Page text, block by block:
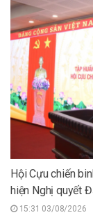
Hội Cựu chiến
hiện Nghị quyết
15:31 03/08/2026